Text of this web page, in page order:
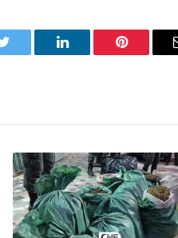
Twitter LinkedIn Pinterest